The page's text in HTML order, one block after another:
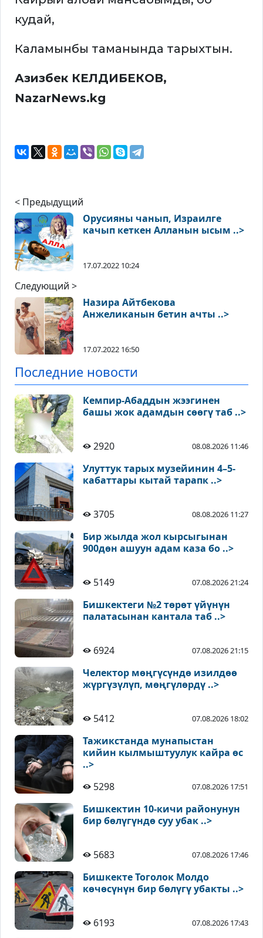
кудай,
Каламынбы таманында тарыхтын.
Азизбек КЕЛДИБЕКОВ,
NazarNews.kg
< Предыдущий
Орусияны чанып, Израилге
качып кеткен Алланын ысым ..>
17.07.2022 10:24
Следующий >
Назира Айтбекова
Анжеликанын бетин ачты ..>
17.07.2022 16:50
Последние новости
Кемпир-Абаддын жээгинен
башы жок адамдын сөөгү таб ..>
2920 08.08.2026 11:46
Улуттук тарых музейинин 4–5-
кабаттары кытай тарапк ..>
3705 08.08.2026 11:27
Бир жылда жол кырсыгынан
900дөн ашуун адам каза бо ..>
5149 07.08.2026 21:24
Бишкектеги №2 төрөт үйүнүн
палатасынан кантала таб ..>
6924 07.08.2026 21:15
Челектор мөңгүсүндө изилдөө
жүргүзүлүп, мөңгүлөрдү ..>
5412 07.08.2026 18:02
Тажикстанда мунапыстан
кийин кылмыштуулук кайра өс
..>
5298
07.08.2026 17:51
Бишкектин 10-кичи районунун
бир бөлүгүндө суу убак ..>
5683 07.08.2026 17:46
Бишкекте Тоголок Молдо
көчөсүнүн бир бөлүгү убакты ..>
6193 07.08.2026 17:43